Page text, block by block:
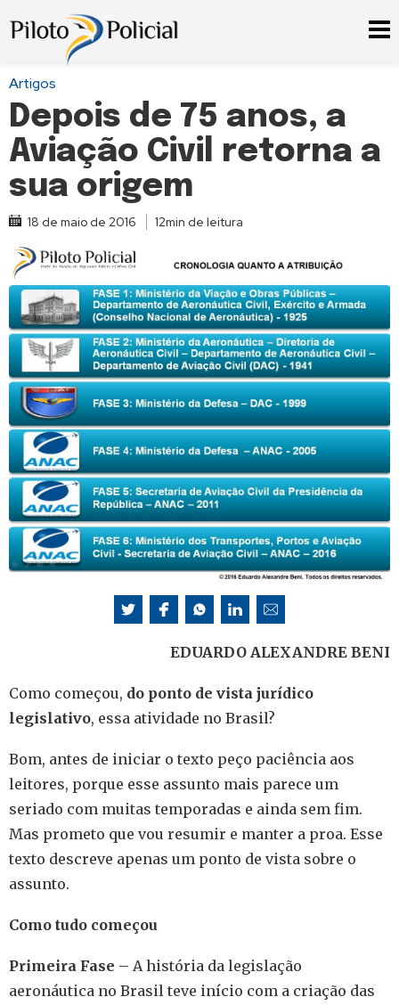
Artigos
Depois de 75 anos, a
Aviação Civil retorna a
sua origem
18 de maio de 2016 12min de leitura
EDUARDO ALEXANDRE BENI
Como começou, do ponto de vista jurídico
legislativo, essa atividade no Brasil?
Bom, antes de iniciar o texto peço paciência aos
leitores, porque esse assunto mais parece um
seriado com muitas temporadas e ainda sem fim.
Mas prometo que vou resumir e manter a proa. Esse
texto descreve apenas um ponto de vista sobre o
assunto.
Como tudo começou
Primeira Fase – A história da legislação
aeronáutica no Brasil teve início com a criação das